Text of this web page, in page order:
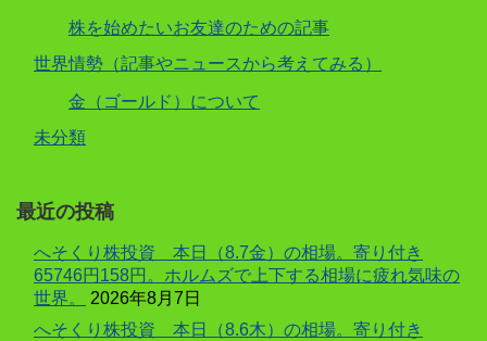
株を始めたいお友達のための記事
世界情勢（記事やニュースから考えてみる）
金（ゴールド）について
未分類
最近の投稿
へそくり株投資 本日（8.7金）の相場。寄り付き
65746円158円。ホルムズで上下する相場に疲れ気味の
世界。
2026年8月7日
へそくり株投資 本日（8.6木）の相場。寄り付き